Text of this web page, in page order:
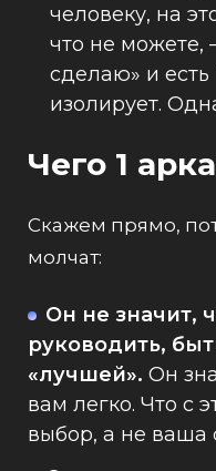
человеку, на
что не можете,
сделаю» и есть
изолирует.
Чего 1
Скажем прямо,
молчат:
Он не значит,
руководить,
«лучшей». Он
вам легко. Что с
выбор, а не ваша